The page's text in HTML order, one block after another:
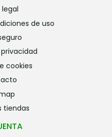
legal
de uso
privacidad
cookies
tiendas